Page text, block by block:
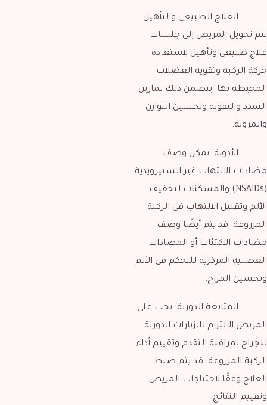
العلاج الطبيعي والتأهيل:
يتم تحويل المريض إلى جلسات
علاج طبيعي وتأهيل لاستعادة
حركة الركبة وتقوية العضلات
المحيطة بها. يتضمن ذلك تمارين
التمدد والتقوية وتحسين التوازن
والمرونة.
الأدوية: يمكن وصف
مضادات الالتهاب غير الستيرويدية
(NSAIDs) والمسكنات لتخفيف
الألم وتقليل الالتهاب في الركبة
المزروعة. قد يتم أيضًا وصف
مضادات الاكتئاب أو المضادات
العصبية المركزية للتحكم في الألم
وتحسين المزاج.
المتابعة الدورية: يجب على
المريض الالتزام بالزيارات الدورية
للجراح لمراقبة التقدم وتقييم أداء
الركبة المزروعة. قد يتم ضبط
العلاج وفقًا لاحتياجات المريض
وتقييم النتائج.